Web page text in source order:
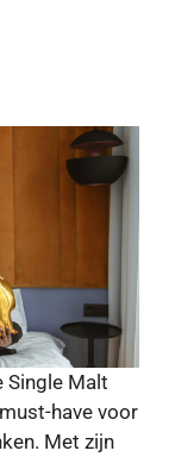
Single Malt
have voor
Met zijn